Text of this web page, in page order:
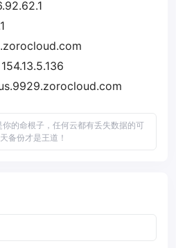
的命根子，任何云都有丢失数据的可
备份才是王道！